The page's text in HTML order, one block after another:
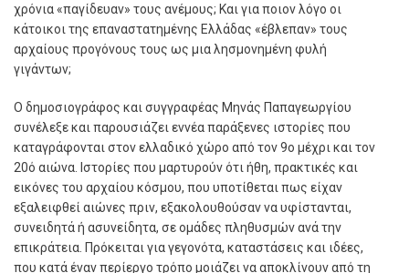
χρόνια «παγίδευαν» τους ανέµους; Και για ποιον λόγο οι
κάτοικοι της επαναστατηµένης Ελλάδας «έβλεπαν» τους
αρχαίους προγόνους τους ως µια λησµονηµένη φυλή
γιγάντων;
Ο δηµοσιογράφος και συγγραφέας Μηνάς Παπαγεωργίου
συνέλεξε και παρουσιάζει εννέα παράξενες ιστορίες που
καταγράφονται στον ελλαδικό χώρο από τον 9ο µέχρι και τον
20ό αιώνα. Ιστορίες που µαρτυρούν ότι ήθη, πρακτικές και
εικόνες του αρχαίου κόσµου, που υποτίθεται πως είχαν
εξαλειφθεί αιώνες πριν, εξακολουθούσαν να υφίστανται,
συνειδητά ή ασυνείδητα, σε οµάδες πληθυσµών ανά την
επικράτεια. Πρόκειται για γεγονότα, καταστάσεις και ιδέες,
που κατά έναν περίεργο τρόπο µοιάζει να αποκλίνουν από τη